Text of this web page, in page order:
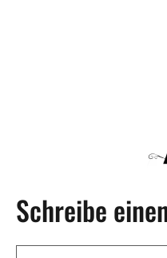
Schreibe